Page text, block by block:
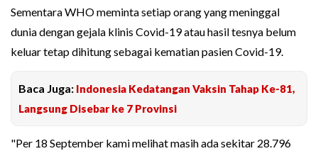
Sementara WHO meminta setiap orang yang meninggal
dunia dengan gejala klinis Covid-19 atau hasil tesnya belum
keluar tetap dihitung sebagai kematian pasien Covid-19.
Baca Juga: Indonesia Kedatangan Vaksin Tahap Ke-81,
Langsung Disebar ke 7 Provinsi
"Per 18 September kami melihat masih ada sekitar 28.796